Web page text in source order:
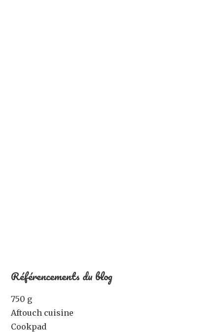
Référencements du blog
750 g
Aftouch cuisine
Cookpad